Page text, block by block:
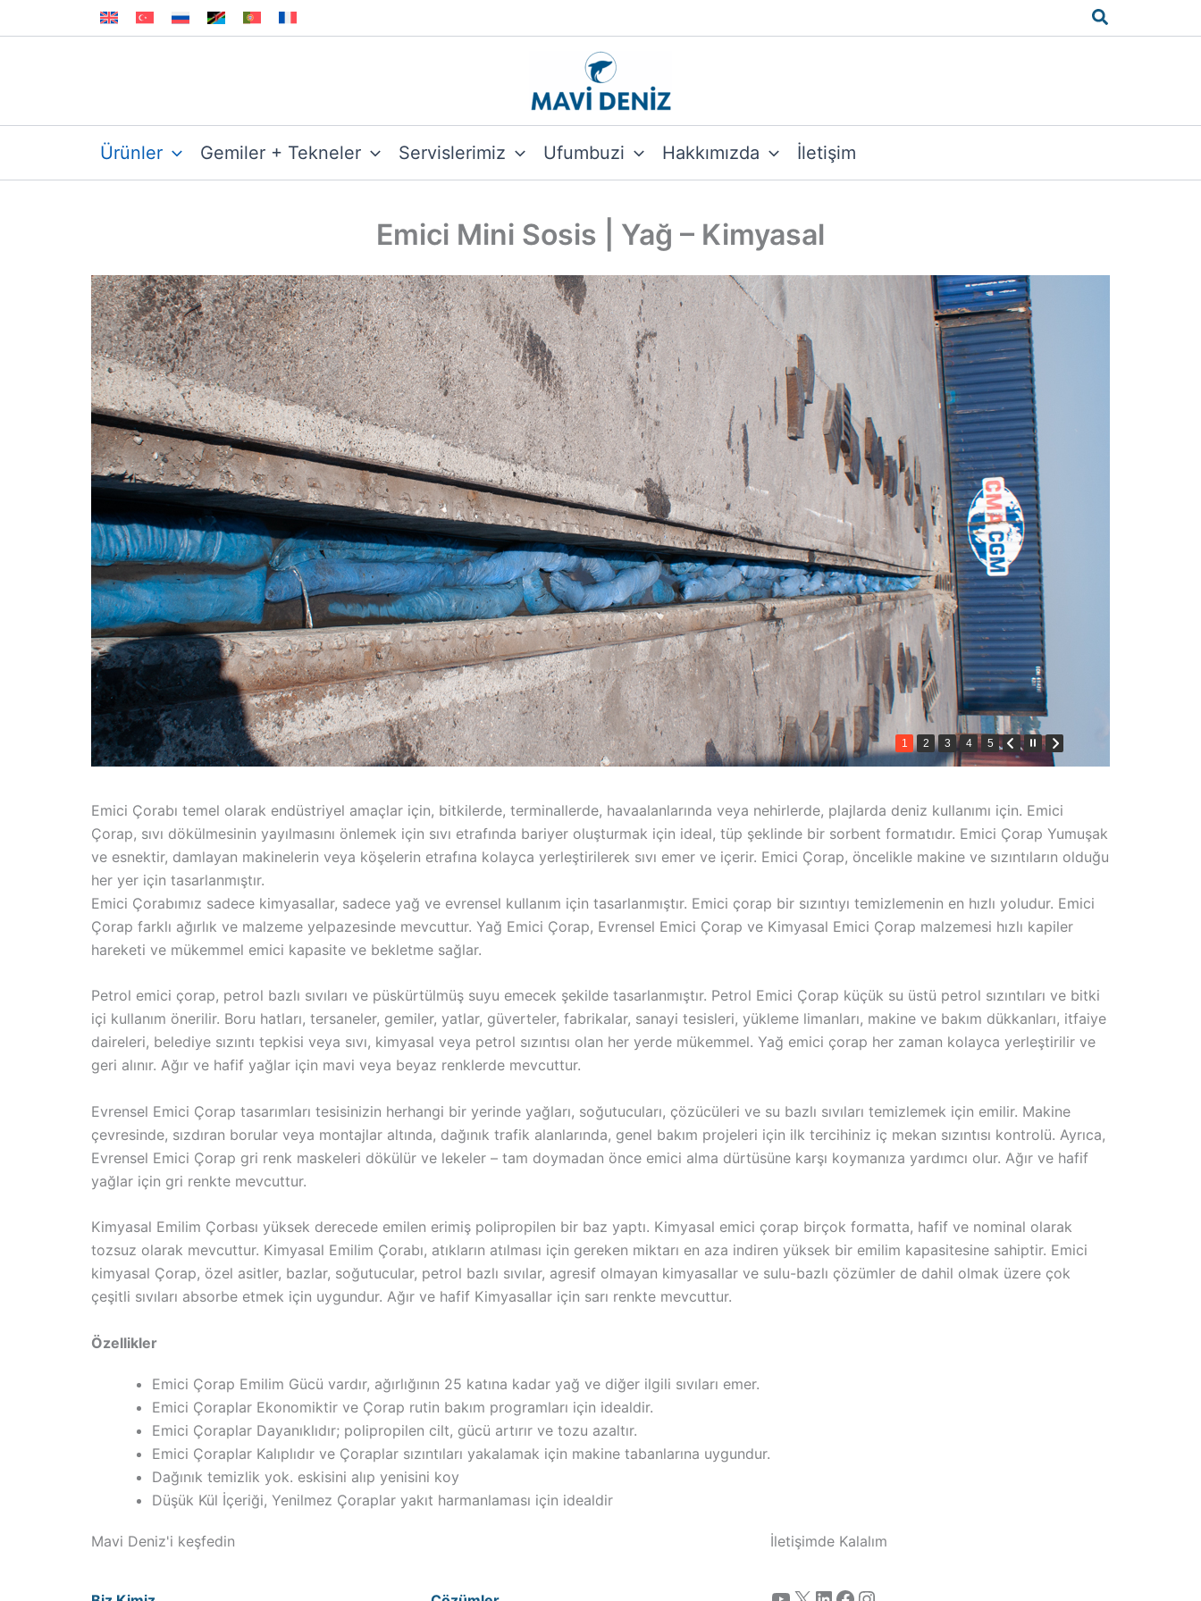
atla
Arama
Ürünler Gemiler + Tekneler Servislerimiz Ufumbuzi Hakkımızda İletişim
Emici Mini Sosis | Yağ – Kimyasal
1 2 3 4 5
Emici Çorabı temel olarak endüstriyel amaçlar için, bitkilerde, terminallerde, havaalanlarında veya nehirlerde, plajlarda deniz kullanımı için. Emici
Çorap, sıvı dökülmesinin yayılmasını önlemek için sıvı etrafında bariyer oluşturmak için ideal, tüp şeklinde bir sorbent formatıdır. Emici Çorap Yumuşak
ve esnektir, damlayan makinelerin veya köşelerin etrafına kolayca yerleştirilerek sıvı emer ve içerir. Emici Çorap, öncelikle makine ve sızıntıların olduğu
her yer için tasarlanmıştır.
Emici Çorabımız sadece kimyasallar, sadece yağ ve evrensel kullanım için tasarlanmıştır. Emici çorap bir sızıntıyı temizlemenin en hızlı yoludur. Emici
Çorap farklı ağırlık ve malzeme yelpazesinde mevcuttur. Yağ Emici Çorap, Evrensel Emici Çorap ve Kimyasal Emici Çorap malzemesi hızlı kapiler
hareketi ve mükemmel emici kapasite ve bekletme sağlar.
Petrol emici çorap, petrol bazlı sıvıları ve püskürtülmüş suyu emecek şekilde tasarlanmıştır. Petrol Emici Çorap küçük su üstü petrol sızıntıları ve bitki
içi kullanım önerilir. Boru hatları, tersaneler, gemiler, yatlar, güverteler, fabrikalar, sanayi tesisleri, yükleme limanları, makine ve bakım dükkanları, itfaiye
daireleri, belediye sızıntı tepkisi veya sıvı, kimyasal veya petrol sızıntısı olan her yerde mükemmel. Yağ emici çorap her zaman kolayca yerleştirilir ve
geri alınır. Ağır ve hafif yağlar için mavi veya beyaz renklerde mevcuttur.
Evrensel Emici Çorap tasarımları tesisinizin herhangi bir yerinde yağları, soğutucuları, çözücüleri ve su bazlı sıvıları temizlemek için emilir. Makine
çevresinde, sızdıran borular veya montajlar altında, dağınık trafik alanlarında, genel bakım projeleri için ilk tercihiniz iç mekan sızıntısı kontrolü. Ayrıca,
Evrensel Emici Çorap gri renk maskeleri dökülür ve lekeler – tam doymadan önce emici alma dürtüsüne karşı koymanıza yardımcı olur. Ağır ve hafif
yağlar için gri renkte mevcuttur.
Kimyasal Emilim Çorbası yüksek derecede emilen erimiş polipropilen bir baz yaptı. Kimyasal emici çorap birçok formatta, hafif ve nominal olarak
tozsuz olarak mevcuttur. Kimyasal Emilim Çorabı, atıkların atılması için gereken miktarı en aza indiren yüksek bir emilim kapasitesine sahiptir. Emici
kimyasal Çorap, özel asitler, bazlar, soğutucular, petrol bazlı sıvılar, agresif olmayan kimyasallar ve sulu-bazlı çözümler de dahil olmak üzere çok
çeşitli sıvıları absorbe etmek için uygundur. Ağır ve hafif Kimyasallar için sarı renkte mevcuttur.
Özellikler
Emici Çorap Emilim Gücü vardır, ağırlığının 25 katına kadar yağ ve diğer ilgili sıvıları emer.
Emici Çoraplar Ekonomiktir ve Çorap rutin bakım programları için idealdir.
Emici Çoraplar Dayanıklıdır; polipropilen cilt, gücü artırır ve tozu azaltır.
Emici Çoraplar Kalıplıdır ve Çoraplar sızıntıları yakalamak için makine tabanlarına uygundur.
Dağınık temizlik yok. eskisini alıp yenisini koy
Düşük Kül İçeriği, Yenilmez Çoraplar yakıt harmanlaması için idealdir
Mavi Deniz'i keşfedin İletişimde Kalalım